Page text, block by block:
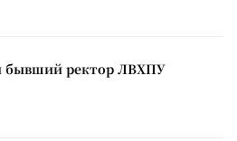
бывший ректор ЛВХПУ